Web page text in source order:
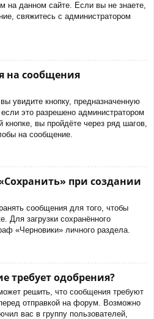
на данном сайте. Если вы не знаете,
свяжитесь с администратором
на сообщения
увидите кнопку, предназначенную
это разрешено администратором
вы пройдёте через ряд шагов,
на сообщение.
при создании
сообщения для того, чтобы
Для загрузки сохранённого
«Черновики» личного раздела.
требует одобрения?
решить, что сообщения требуют
отправкой на форум. Возможно
вас в группу пользователей,